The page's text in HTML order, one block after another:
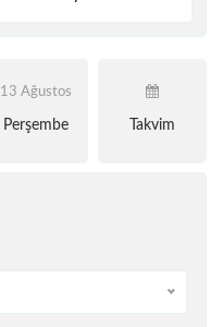
13 Ağustos
Perşembe Takvim